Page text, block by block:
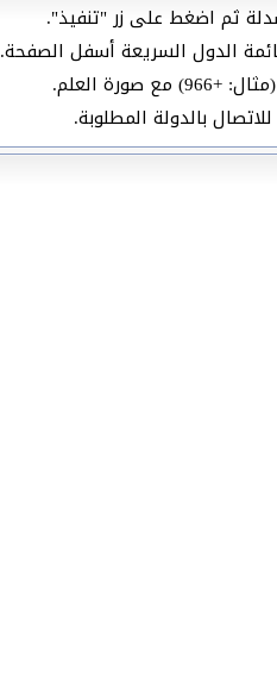
ثم اضغط على زر "تنفيذ".
الدول السريعة أسفل الصفحة.
العلم.
بالدولة المطلوبة.